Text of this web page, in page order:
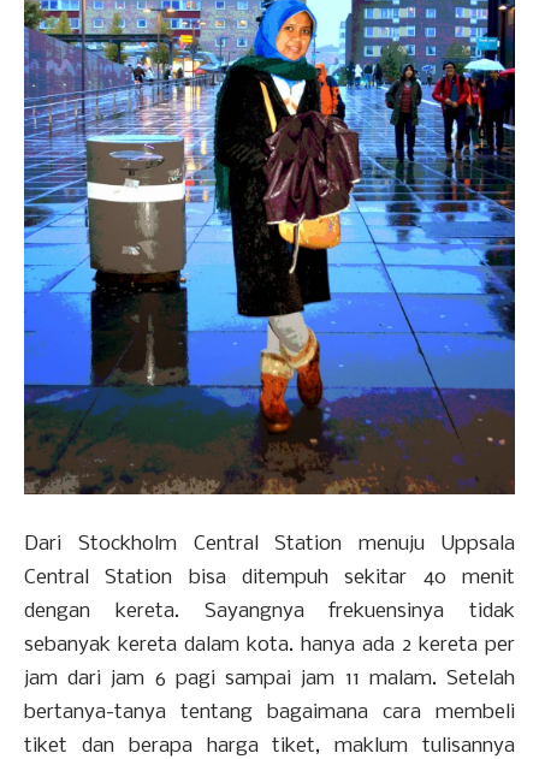
Dari Stockholm Central Station menuju Uppsala
Central Station bisa ditempuh sekitar 40 menit
dengan kereta. Sayangnya frekuensinya tidak
sebanyak kereta dalam kota. hanya ada 2 kereta per
jam dari jam 6 pagi sampai jam 11 malam. Setelah
bertanya-tanya tentang bagaimana cara membeli
tiket dan berapa harga tiket, maklum tulisannya